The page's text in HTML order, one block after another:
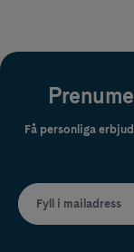
Få personliga
Fyll i mailadress